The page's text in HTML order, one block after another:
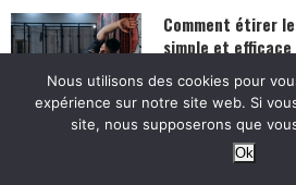
Comment étirer
simple et efficace
04/08/2026
Le lait végétal,
Nous utilisons des cookies pour
expérience sur notre site web. Si
site, nous supposerons que
Ok